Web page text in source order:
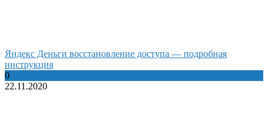
Яндекс Деньги восстановление доступа — подробная
инструкция
0
22.11.2020